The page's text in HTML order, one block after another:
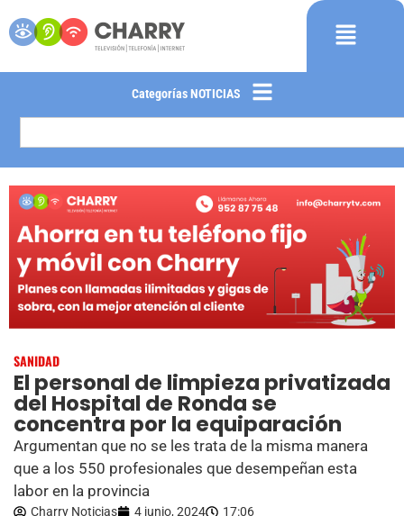
Categorías NOTICIAS
SANIDAD
El personal de limpieza privatizada
del Hospital de Ronda se
concentra por la equiparación
Argumentan que no se les trata de la misma manera
que a los 550 profesionales que desempeñan esta
labor en la provincia
Charry Noticias 4 junio, 2024 17:06